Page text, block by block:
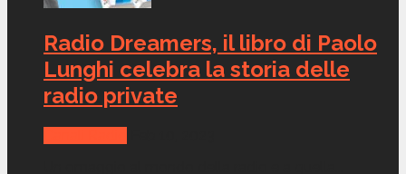
Radio Dreamers, il libro di Paolo
Lunghi celebra la storia delle
radio private